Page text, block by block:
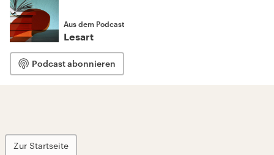
Aus dem Podcast
Lesart
Podcast abonnieren
Zur Startseite